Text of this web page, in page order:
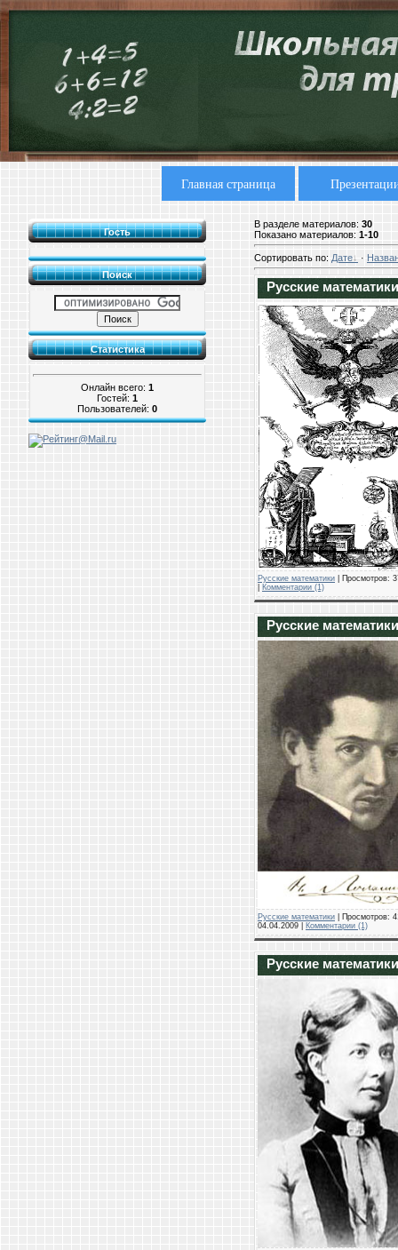
Главная страница
Гость
Поиск
Статистика
Онлайн всего: 1
Гостей: 1
Пользователей: 0
В разделе материалов: 30
Показано материалов: 1-10
Сортировать по: Дате ·
Русские
Русские математики | Просмотров:
Комментарии (1)
Русские
Русские математики | Просмотров:
04.04.2009
Комментарии (1)
Русские